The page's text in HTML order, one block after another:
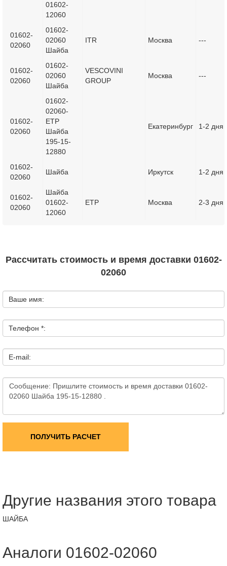
01602-
12060
01602-
02060
01602-
02060
Шайба
ITR Москва ---
01602-
02060
01602-
02060
Шайба
VESCOVINI
GROUP
Москва ---
01602-
02060
01602-
02060-
ETP
Шайба
195-15-
12880
Екатеринбург 1-2 дня
01602-
02060
Шайба Иркутск 1-2 дня
01602-
02060
Шайба
01602-
12060
ETP Москва 2-3 дня
Рассчитать стоимость и время доставки 01602-
02060
Ваше имя:
Телефон *:
E-mail:
ПОЛУЧИТЬ РАСЧЕТ
Другие названия этого товара
ШАЙБА
Аналоги 01602-02060